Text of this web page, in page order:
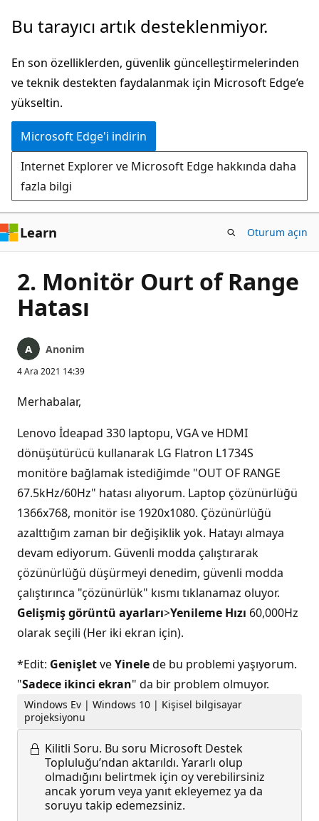
Ana
atla
Bu tarayıcı artık desteklenmiyor.
En son özelliklerden, güvenlik güncelleştirmelerinden
ve teknik destekten faydalanmak için Microsoft Edge’e
yükseltin.
Microsoft Edge'i indirin
Internet Explorer ve Microsoft Edge hakkında daha
fazla bilgi
Learn Oturum açın
2. Monitör Ourt of Range
Hatası
Anonim
4 Ara 2021 14:39
Merhabalar,
Lenovo İdeapad 330 laptopu, VGA ve HDMI
dönüşütürücü kullanarak LG Flatron L1734S
monitöre bağlamak istediğimde "OUT OF RANGE
67.5kHz/60Hz" hatası alıyorum. Laptop çözünürlüğü
1366x768, monitör ise 1920x1080. Çözünürlüğü
azalttığım zaman bir değişiklik yok. Hatayı almaya
devam ediyorum. Güvenli modda çalıştırarak
çözünürlüğü düşürmeyi denedim, güvenli modda
çalıştırınca "çözünürlük" kısmı tıklanamaz oluyor.
Gelişmiş görüntü ayarları>Yenileme Hızı 60,000Hz
olarak seçili (Her iki ekran için).
*Edit: GenişletveYinelede bu problemi yaşıyorum.
"Sadece ikinci ekran" da bir problem olmuyor.
Windows Ev | Windows 10 | Kişisel bilgisayar
projeksiyonu
Kilitli Soru. Bu soru Microsoft Destek
Topluluğu’ndan aktarıldı. Yararlı olup
olmadığını belirtmek için oy verebilirsiniz
ancak yorum veya yanıt ekleyemez ya da
soruyu takip edemezsiniz.